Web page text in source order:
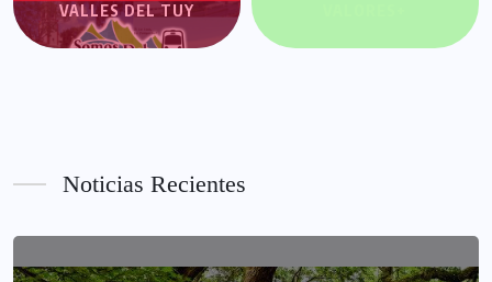
VALLES DEL TUY
Noticias Recientes